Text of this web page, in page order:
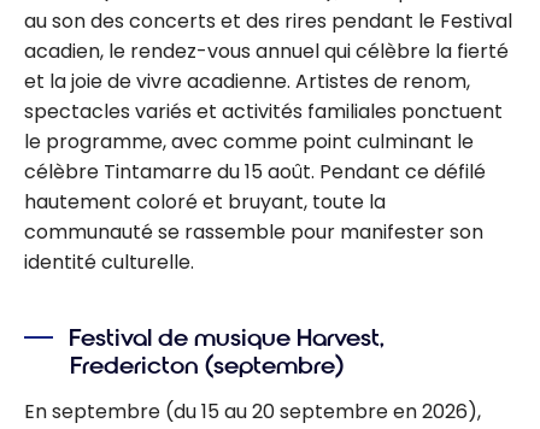
au son des concerts et des rires pendant le Festival
acadien, le rendez-vous annuel qui célèbre la fierté
et la joie de vivre acadienne. Artistes de renom,
spectacles variés et activités familiales ponctuent
le programme, avec comme point culminant le
célèbre Tintamarre du 15 août. Pendant ce défilé
hautement coloré et bruyant, toute la
communauté se rassemble pour manifester son
identité culturelle.
Festival de musique Harvest,
Fredericton (septembre)
En septembre (du 15 au 20 septembre en 2026),